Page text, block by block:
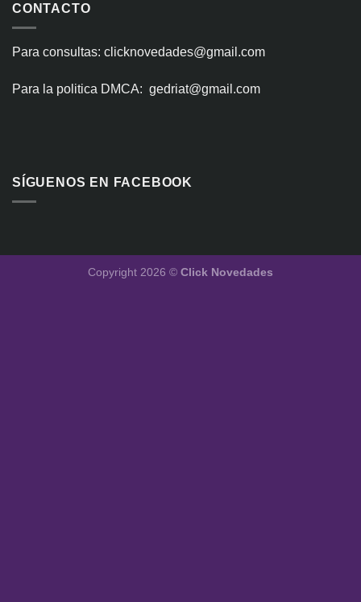
CONTACTO
Para consultas: clicknovedades@gmail.com
Para la politica DMCA: gedriat@gmail.com
SÍGUENOS EN FACEBOOK
Copyright 2026 © Click Novedades